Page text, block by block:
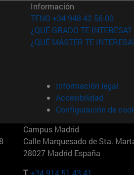
ventana)
en nueva ventana)
en nueva ventana)
Información
TFNO +34 948 42 56 00
¿QUÉ GRADO TE INTERESA?
¿QUÉ MÁSTER TE
Información legal
Accesibilidad
Configuración de
Campus Madrid
Calle Marquesado de Sta.
28027 Madrid España
T. +34 914 51 43 41